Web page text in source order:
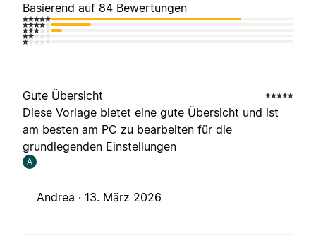
Basierend auf 84 Bewertungen
Gute Übersicht
Diese Vorlage bietet eine gute Übersicht und ist
am besten am PC zu bearbeiten für die
grundlegenden Einstellungen
A
Andrea · 13. März 2026